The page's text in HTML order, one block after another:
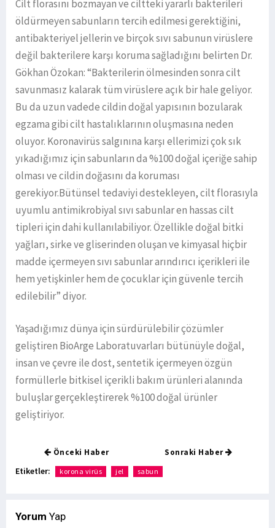
Cilt florasını bozmayan ve ciltteki yararlı bakterileri
öldürmeyen sabunların tercih edilmesi gerektiğini,
antibakteriyel jellerin ve birçok sıvı sabunun virüslere
değil bakterilere karşı koruma sağladığını belirten Dr.
Gökhan Özokan: “Bakterilerin ölmesinden sonra cilt
savunmasız kalarak tüm virüslere açık bir hale geliyor.
Bu da uzun vadede cildin doğal yapısının bozularak
egzama gibi cilt hastalıklarının oluşmasına neden
oluyor. Koronavirüs salgınına karşı ellerimizi çok sık
yıkadığımız için sabunların da %100 doğal içeriğe sahip
olması ve cildin doğasını da koruması
gerekiyor.Bütünsel tedaviyi destekleyen, cilt florasıyla
uyumlu antimikrobiyal sıvı sabunlar en hassas cilt
tipleri için dahi kullanılabiliyor. Özellikle doğal bitki
yağları, sirke ve gliserinden oluşan ve kimyasal hiçbir
madde içermeyen sıvı sabunlar arındırıcı içerikleri ile
hem yetişkinler hem de çocuklar için güvenle tercih
edilebilir” diyor.
Yaşadığımız dünya için sürdürülebilir çözümler
geliştiren BioArge Laboratuvarları bütünüyle doğal,
insan ve çevre ile dost, sentetik içermeyen özgün
formüllerle bitkisel içerikli bakım ürünleri alanında
buluşlar gerçekleştirerek %100 doğal ürünler
geliştiriyor.
Önceki Haber Sonraki Haber
Etiketler: korona virüs jel sabun
Yorum Yap